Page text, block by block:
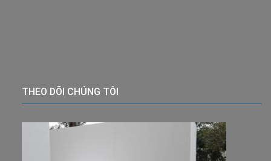
THEO DÕI CHÚNG TÔI